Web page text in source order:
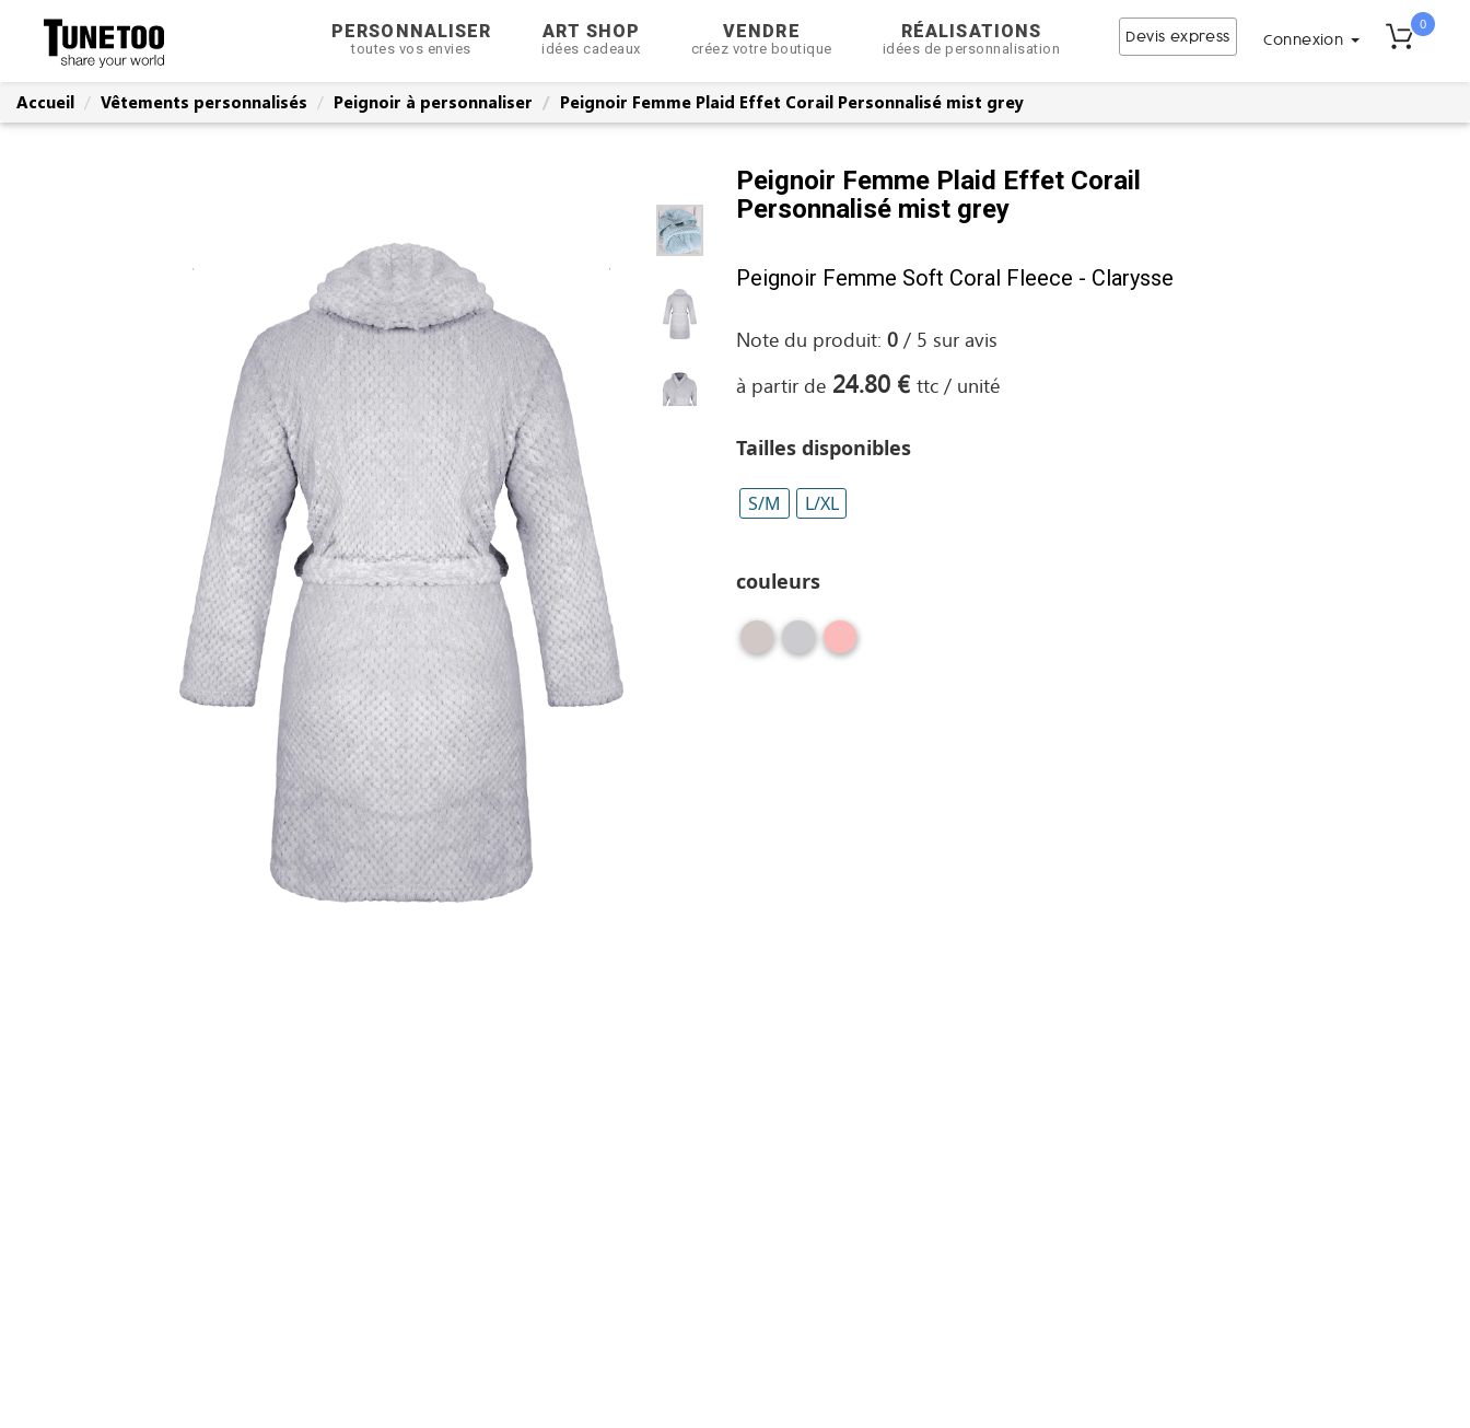
PERSONNALISER
toutes vos envies
ART SHOP
idées cadeaux
VENDRE
créez votre boutique
RÉALISATIONS
idées de personnalisation
Devis express Connexion
0
Accueil Vêtements personnalisés Peignoir à personnaliser Peignoir Femme Plaid Effet Corail Personnalisé mist grey
Peignoir Femme Plaid Effet Corail
Personnalisé mist grey
Peignoir Femme Soft Coral Fleece - Clarysse
Note du produit:0 / 5 suravis
à partir de 24.80 €ttc / unité
Tailles disponibles
S/M L/XL
couleurs